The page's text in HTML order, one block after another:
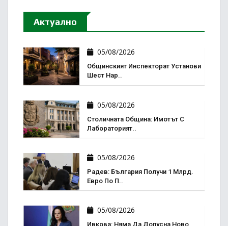
Актуално
05/08/2026
Общинският Инспекторат Установи
Шест Нар..
05/08/2026
Столичната Община: Имотът С
Лабораторият..
05/08/2026
Радев: България Получи 1 Млрд.
Евро По П..
05/08/2026
Ивкова: Няма Да Допусна Ново